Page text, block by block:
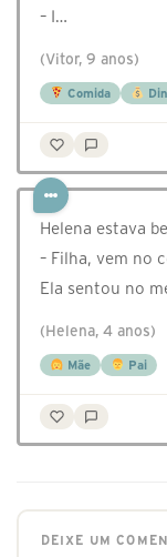
– I…
(Vitor, 9 anos)
Comida
Helena estava
– Filha, vem no
Ela sentou no
(Helena, 4 anos)
Mãe Pai
DEIXE UM